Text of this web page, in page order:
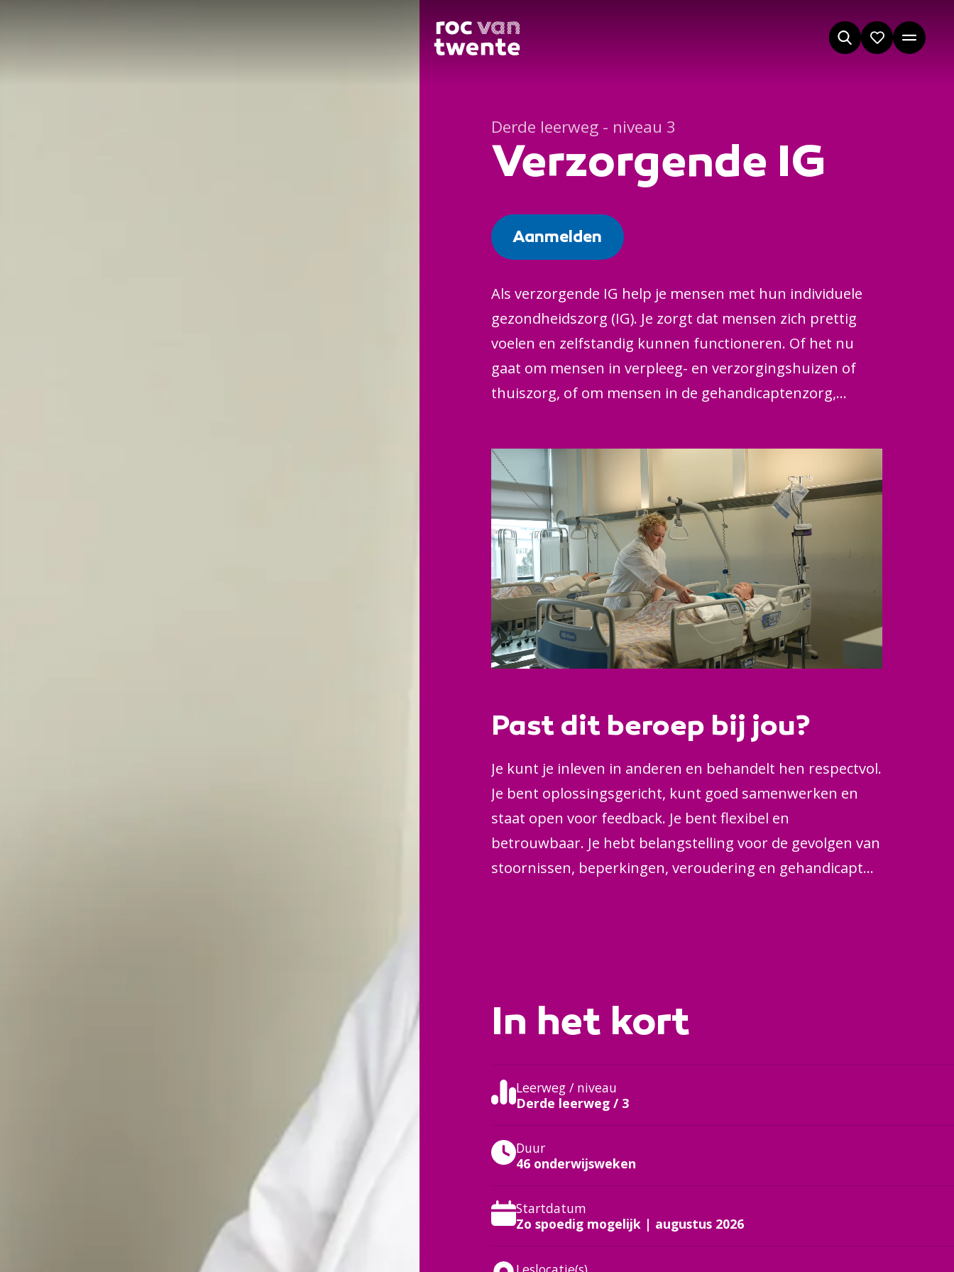
Derde leerweg - niveau 3
Verzorgende IG
Aanmelden
Als verzorgende IG help je mensen met hun individuele
gezondheidszorg (IG). Je zorgt dat mensen zich prettig
voelen en zelfstandig kunnen functioneren. Of het nu
gaat om mensen in verpleeg- en verzorgingshuizen of
thuiszorg, of om mensen in de gehandicaptenzorg,
houdt het zorgdossier bij. Je werkt zelfstandig en
organiseert de zorg rondom je cliënt. Met jouw hulp
kunnen mensen zichzelf zo goed en zo lang mogelijk
redden.
Past dit beroep bij jou?
Je kunt je inleven in anderen en behandelt hen respectvol.
Je bent oplossingsgericht, kunt goed samenwerken en
staat open voor feedback. Je bent flexibel en
betrouwbaar. Je hebt belangstelling voor de gevolgen van
stoornissen, beperkingen, veroudering en gehandicapt
In het kort
Leerweg / niveau
Derde leerweg / 3
Duur
46 onderwijsweken
Startdatum
Zo spoedig mogelijk | augustus 2026